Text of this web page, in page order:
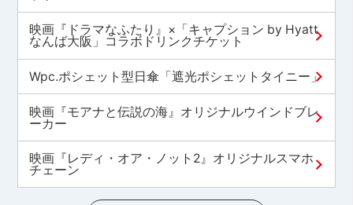
映画『ドラマなふたり』×「キャプション by Hyatt
なんば大阪」コラボドリンクチケット
Wpc.ポシェット型日傘「遮光ポシェットタイニー」
映画『モアナと伝説の海』オリジナルウインドブレ
ーカー
映画『レディ・オア・ノット2』オリジナルスマホ
チェーン